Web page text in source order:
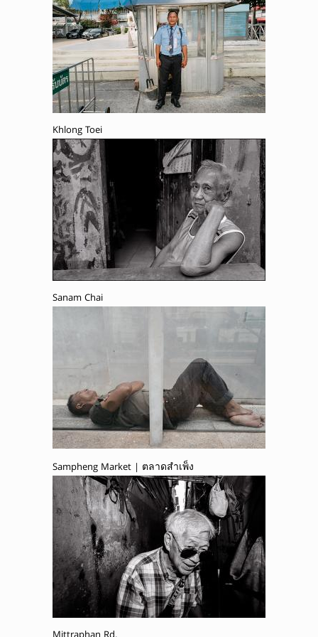
Khlong Toei
Sanam Chai
Sampheng Market | ตลาดสำเพ็ง